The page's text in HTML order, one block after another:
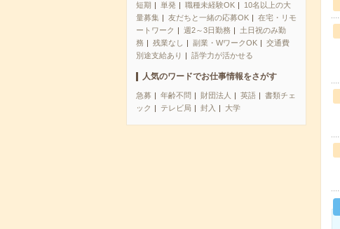
短期 単発 職種未経験OK
10名以上の大
量募集
友だちと一緒の応募OK
在宅・リモ
ートワーク
週2～3日勤務
土日祝のみ勤
務
残業なし 副業・WワークOK
交通費
別途支給あり
語学力が活かせる
人気のワードでお仕事情報をさがす
急募 年齢不問 財団法人 英語
書類チェ
ック
テレビ局 封入 大学